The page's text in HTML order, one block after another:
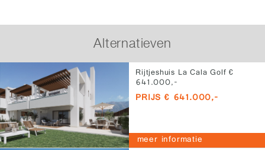
Alternatieven
Rijtjeshuis La Cala Golf €
641.000,-
PRIJS € 641.000,-
meer informatie